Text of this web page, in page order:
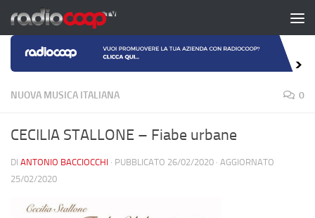
Salta al contenuto
NUOVA MUSICA ITALIANA 0
CECILIA STALLONE – Fiabe urbane
DI ANTONIO BACCIOCCHI · PUBBLICATO 26/02/2020 · AGGIORNATO
25/02/2020